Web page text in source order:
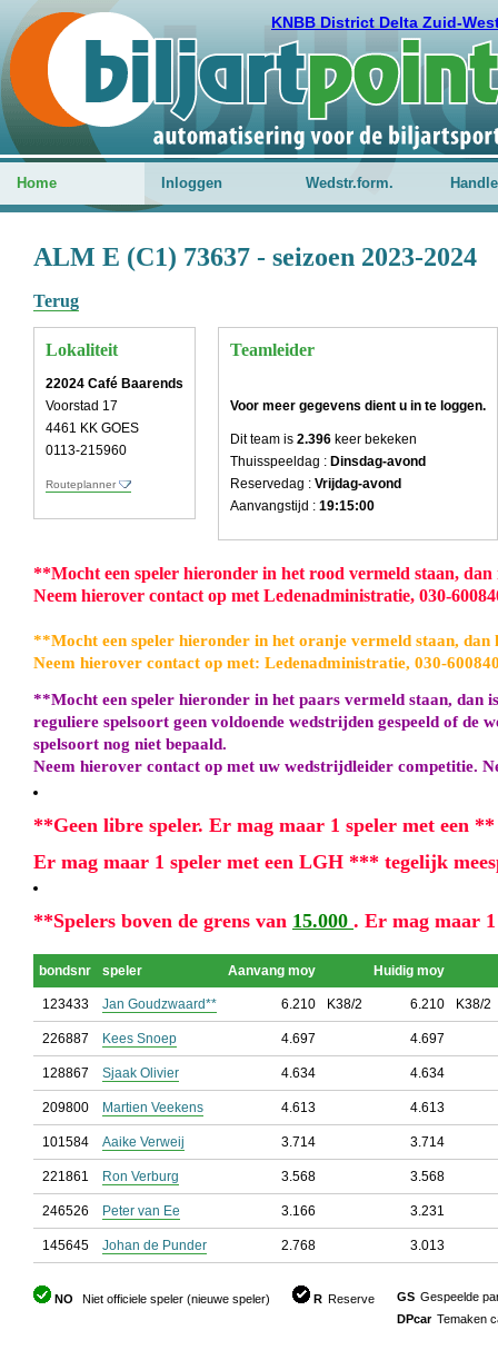
KNBB District Delta Zuid-
Home Inloggen Wedstr.form.
ALM E (C1) 73637 - seizoen 2023-2024
Terug
Lokaliteit
22024 Café Baarends
Voorstad 17
4461 KK GOES
0113-215960
Routeplanner
Teamleider
Voor meer gegevens dient u in te loggen.
Dit team is 2.396 keer bekeken
Thuisspeeldag : Dinsdag-avond
Reservedag : Vrijdag-avond
Aanvangstijd : 19:15:00
**Mocht een speler hieronder in het rood vermeld staan, dan
Neem hierover contact op met Ledenadministratie, 030-
**Mocht een speler hieronder in het oranje vermeld staan, dan
Neem hierover contact op met: Ledenadministratie, 030-
**Mocht een speler hieronder in het paars vermeld staan, dan
reguliere spelsoort geen voldoende wedstrijden gespeeld of
spelsoort nog niet bepaald.
Neem hierover contact op met uw wedstrijdleider competitie.
**Geen libre speler. Er mag maar 1 speler met een
Er mag maar 1 speler met een LGH *** tegelijk
**Spelers boven de grens van 15.000 . Er mag maar
bondsnr speler Aanvang moy Huidig moy
123433 Jan Goudzwaard** 6.210 K38/2 6.210 K38/2
226887 Kees Snoep 4.697 4.697
128867 Sjaak Olivier 4.634 4.634
209800 Martien Veekens 4.613 4.613
101584 Aaike Verweij 3.714 3.714
221861 Ron Verburg 3.568 3.568
246526 Peter van Ee 3.166 3.231
145645 Johan de Punder 2.768 3.013
NO Niet officiele speler (nieuwe speler) R Reserve GS Gespeelde
DPcar Temaken